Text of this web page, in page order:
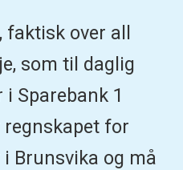
faktisk over all
som til daglig
Sparebank 1
for
Brunsvika og må